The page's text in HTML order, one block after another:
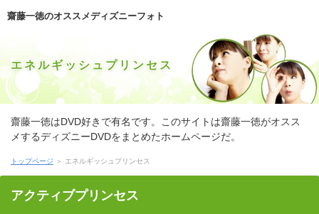
齋藤一徳のオススメディズニーフォト
エネルギッシュプリンセス
齋藤一徳はDVD好きで有名です。このサイトは齋藤一徳がオスス
メするディズニーDVDをまとめたホームページだ。
トップページ ＞ エネルギッシュプリンセス
アクティブプリンセス